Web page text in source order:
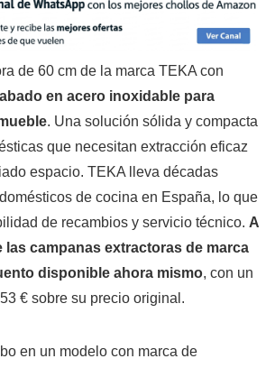
de 60 cm de la marca TEKA con
en acero inoxidable para
. Una solución sólida y compacta
que necesitan extracción eficaz
espacio. TEKA lleva décadas
de cocina en España, lo que
de recambios y servicio técnico. A
las campanas extractoras de marca
disponible ahora mismo, con un
€ sobre su precio original.
en un modelo con marca de